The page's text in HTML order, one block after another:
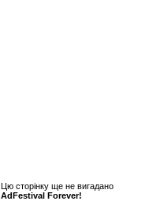
Цю сторiнку ще не вигадано
AdFestival Forever!